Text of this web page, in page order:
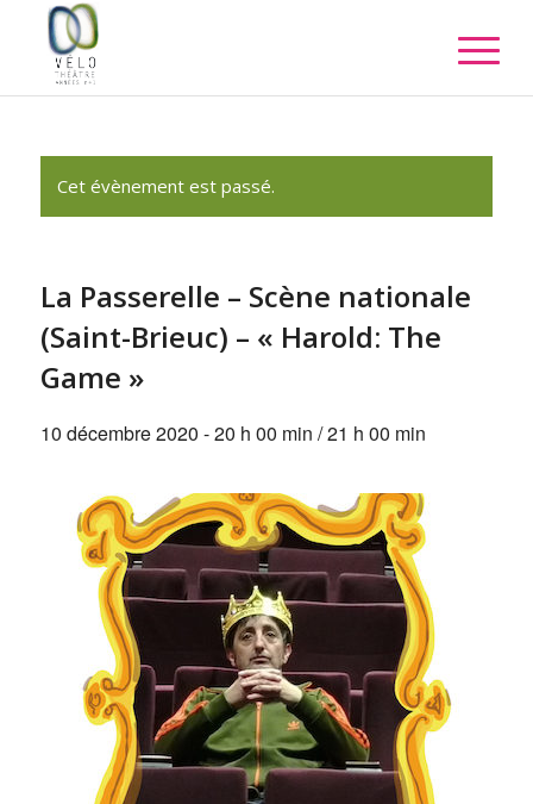
Cet évènement est passé.
La Passerelle – Scène nationale
(Saint-Brieuc) – « Harold: The
Game »
10 décembre 2020 - 20 h 00 min /21 h 00 min